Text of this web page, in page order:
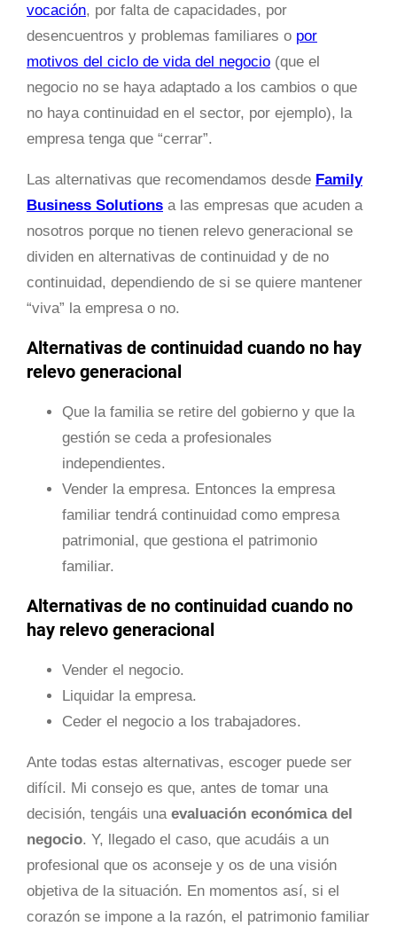
vocación, por falta de capacidades, por
desencuentros y problemas familiares o por
motivos del ciclo de vida del negocio (que el
negocio no se haya adaptado a los cambios o que
no haya continuidad en el sector, por ejemplo), la
empresa tenga que “cerrar”.
Las alternativas que recomendamos desde Family
Business Solutions a las empresas que acuden a
nosotros porque no tienen relevo generacional se
dividen en alternativas de continuidad y de no
continuidad, dependiendo de si se quiere mantener
“viva” la empresa o no.
Alternativas de continuidad cuando no hay
relevo generacional
Que la familia se retire del gobierno y que la
gestión se ceda a profesionales
independientes.
Vender la empresa. Entonces la empresa
familiar tendrá continuidad como empresa
patrimonial, que gestiona el patrimonio
familiar.
Alternativas de no continuidad cuando no
hay relevo generacional
Vender el negocio.
Liquidar la empresa.
Ceder el negocio a los trabajadores.
Ante todas estas alternativas, escoger puede ser
difícil. Mi consejo es que, antes de tomar una
decisión, tengáis una evaluación económica del
negocio. Y, llegado el caso, que acudáis a un
profesional que os aconseje y os de una visión
objetiva de la situación. En momentos así, si el
corazón se impone a la razón, el patrimonio familiar